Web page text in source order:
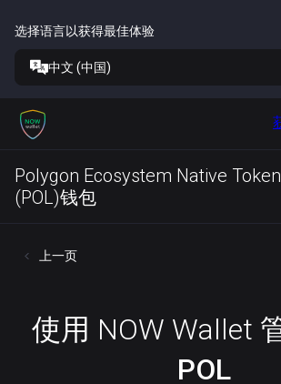
选择语言以获得最佳体验
中文 (中国)
Polygon Ecosystem Native
(POL)钱包
上一页
使用 NOW Wallet
POL